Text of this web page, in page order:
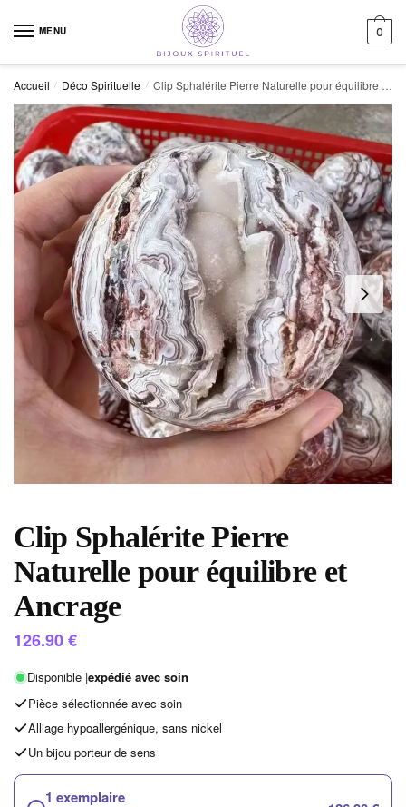
MENU 0
Accueil / Déco Spirituelle / Clip Sphalérite Pierre Naturelle pour équilibre et Ancrage
Clip Sphalérite Pierre
Naturelle pour équilibre et
Ancrage
126.90€
Disponible |expédié avec soin
Pièce sélectionnée avec soin
Alliage hypoallergénique, sans nickel
Un bijou porteur de sens
1 exemplaire